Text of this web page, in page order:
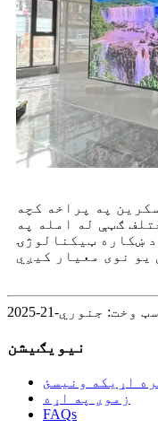
په پراخه کچه
ګټې له امله په
ښکاره ټیکنالوژۍ
وخت: جنوري-21-2025
نیویګیشن
اړیکه ونیسئ
زموږ په اړه
FAQs